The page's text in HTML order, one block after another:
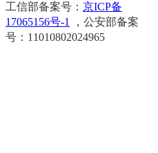
工信部备案号： 京ICP备
17065156号-1
，公安部备案
号：11010802024965